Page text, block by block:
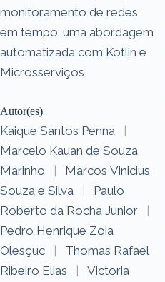
monitoramento de redes
em tempo: uma abordagem
automatizada com Kotlin e
Microsserviços
Autor(es)
Kaique Santos Penna
|
Marcelo Kauan de Souza
Marinho
|
Marcos Vinicius
Souza e Silva
|
Paulo
Roberto da Rocha Junior
|
Pedro Henrique Zoia
Olesçuc
|
Thomas Rafael
Ribeiro Elias
|
Victoria